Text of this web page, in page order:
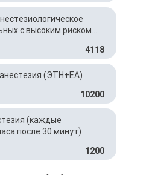
с высоким риском
4118
(ЭТН+ЕА)
10200
(каждые
после 30 минут)
1200